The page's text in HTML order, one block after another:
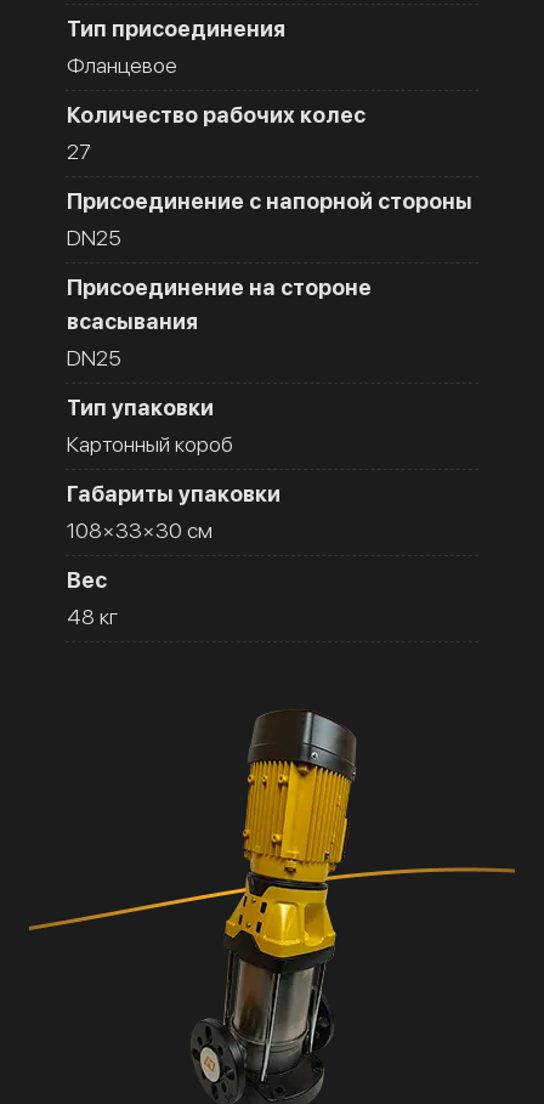
Тип присоединения
Фланцевое
Количество рабочих колес
27
Присоединение с напорной стороны
DN25
Присоединение на стороне
всасывания
DN25
Тип упаковки
Картонный короб
Габариты упаковки
108×33×30 см
Вес
48 кг